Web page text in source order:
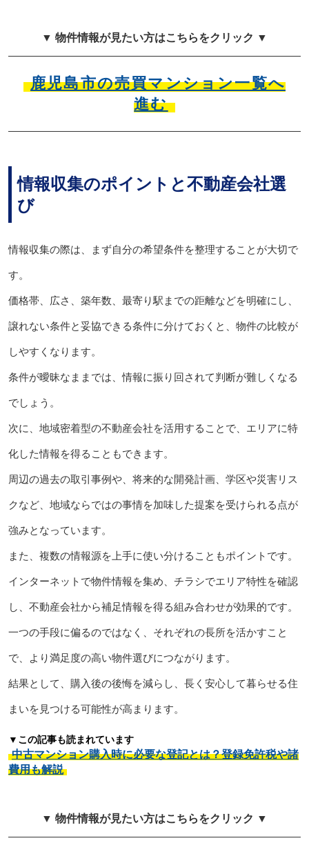
▼ 物件情報が見たい方はこちらをクリック ▼
鹿児島市の売買マンション一覧へ
進む
情報収集のポイントと不動産会社選
び
情報収集の際は、まず自分の希望条件を整理することが大切で
す。
価格帯、広さ、築年数、最寄り駅までの距離などを明確にし、
譲れない条件と妥協できる条件に分けておくと、物件の比較が
しやすくなります。
条件が曖昧なままでは、情報に振り回されて判断が難しくなる
でしょう。
次に、地域密着型の不動産会社を活用することで、エリアに特
化した情報を得ることもできます。
周辺の過去の取引事例や、将来的な開発計画、学区や災害リス
クなど、地域ならではの事情を加味した提案を受けられる点が
強みとなっています。
また、複数の情報源を上手に使い分けることもポイントです。
インターネットで物件情報を集め、チラシでエリア特性を確認
し、不動産会社から補足情報を得る組み合わせが効果的です。
一つの手段に偏るのではなく、それぞれの長所を活かすこと
で、より満足度の高い物件選びにつながります。
結果として、購入後の後悔を減らし、長く安心して暮らせる住
まいを見つける可能性が高まります。
▼この記事も読まれています
中古マンション購入時に必要な登記とは？登録免許税や諸
費用も解説
▼ 物件情報が見たい方はこちらをクリック ▼